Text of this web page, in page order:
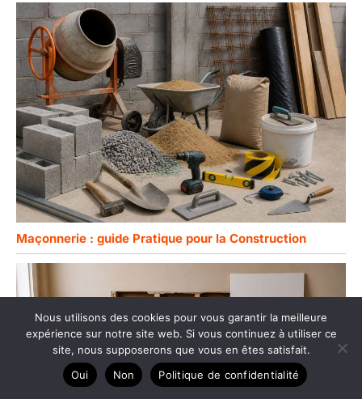
Maçonnerie : guide Pratique pour la Construction
Nous utilisons des cookies pour vous garantir la meilleure
expérience sur notre site web. Si vous continuez à utiliser ce
site, nous supposerons que vous en êtes satisfait.
Oui
Non Politique de confidentialité